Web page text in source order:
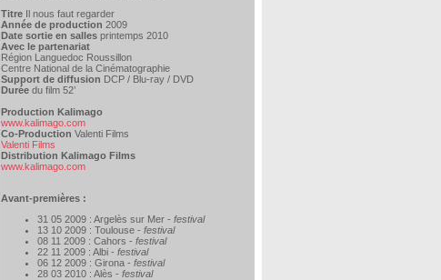
Titre Il nous faut regarder
Année de production 2009
Date sortie en salles printemps 2010
Avec le partenariat
Région Languedoc Roussillon
Centre National de la Cinématographie
Support de diffusion DCP / Blu-ray / DVD
Durée du film 52’
Production Kalimago
www.kalimago.com
Co-Production Valenti Films
Valenti Films
Distribution Kalimago Films
www.kalimago.com
Avant-premières :
31 05 2009 : Argelès sur Mer - festival
13 10 2009 : Toulouse - festival
08 11 2009 : Cahors - festival
22 11 2009 : Albi - festival
06 12 2009 : Girona - festival
28 03 2010 : Alès - festival